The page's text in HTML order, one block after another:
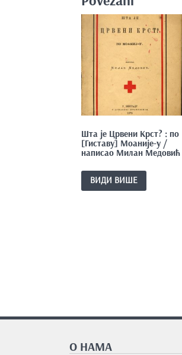
Шта је Црвени Крст? : по
[Гиставу] Моаније-у /
написао Милан Медовић
ВИДИ ВИШЕ
О НАМА